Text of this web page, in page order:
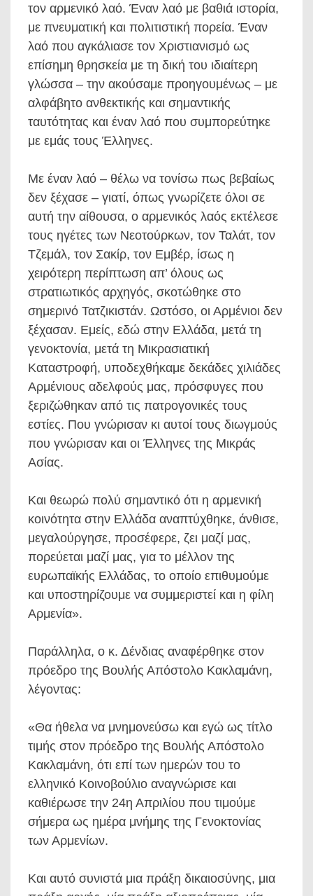
τον αρμενικό λαό. Έναν λαό με βαθιά ιστορία,
με πνευματική και πολιτιστική πορεία. Έναν
λαό που αγκάλιασε τον Χριστιανισμό ως
επίσημη θρησκεία με τη δική του ιδιαίτερη
γλώσσα – την ακούσαμε προηγουμένως – με
αλφάβητο ανθεκτικής και σημαντικής
ταυτότητας και έναν λαό που συμπορεύτηκε
με εμάς τους Έλληνες.
Με έναν λαό – θέλω να τονίσω πως βεβαίως
δεν ξέχασε – γιατί, όπως γνωρίζετε όλοι σε
αυτή την αίθουσα, ο αρμενικός λαός εκτέλεσε
τους ηγέτες των Νεοτούρκων, τον Ταλάτ, τον
Τζεμάλ, τον Σακίρ, τον Εμβέρ, ίσως η
χειρότερη περίπτωση απ’ όλους ως
στρατιωτικός αρχηγός, σκοτώθηκε στο
σημερινό Τατζικιστάν. Ωστόσο, οι Αρμένιοι δεν
ξέχασαν. Εμείς, εδώ στην Ελλάδα, μετά τη
γενοκτονία, μετά τη Μικρασιατική
Καταστροφή, υποδεχθήκαμε δεκάδες χιλιάδες
Αρμένιους αδελφούς μας, πρόσφυγες που
ξεριζώθηκαν από τις πατρογονικές τους
εστίες. Που γνώρισαν κι αυτοί τους διωγμούς
που γνώρισαν και οι Έλληνες της Μικράς
Ασίας.
Και θεωρώ πολύ σημαντικό ότι η αρμενική
κοινότητα στην Ελλάδα αναπτύχθηκε, άνθισε,
μεγαλούργησε, προσέφερε, ζει μαζί μας,
πορεύεται μαζί μας, για το μέλλον της
ευρωπαϊκής Ελλάδας, το οποίο επιθυμούμε
και υποστηρίζουμε να συμμεριστεί και η φίλη
Αρμενία».
Παράλληλα, ο κ. Δένδιας αναφέρθηκε στον
πρόεδρο της Βουλής Απόστολο Κακλαμάνη,
λέγοντας:
«Θα ήθελα να μνημονεύσω και εγώ ως τίτλο
τιμής στον πρόεδρο της Βουλής Απόστολο
Κακλαμάνη, ότι επί των ημερών του το
ελληνικό Κοινοβούλιο αναγνώρισε και
καθιέρωσε την 24η Απριλίου που τιμούμε
σήμερα ως ημέρα μνήμης της Γενοκτονίας
των Αρμενίων.
Και αυτό συνιστά μια πράξη δικαιοσύνης, μια